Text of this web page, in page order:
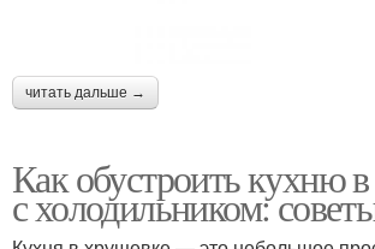
читать дальше →
Как обустроить кухню
с холодильником: